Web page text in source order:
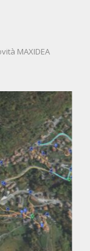
MAXIDEA